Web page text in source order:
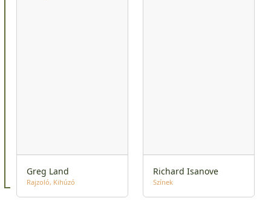
Greg Land
Rajzoló Kihúzó
Richard Isanove
Színek